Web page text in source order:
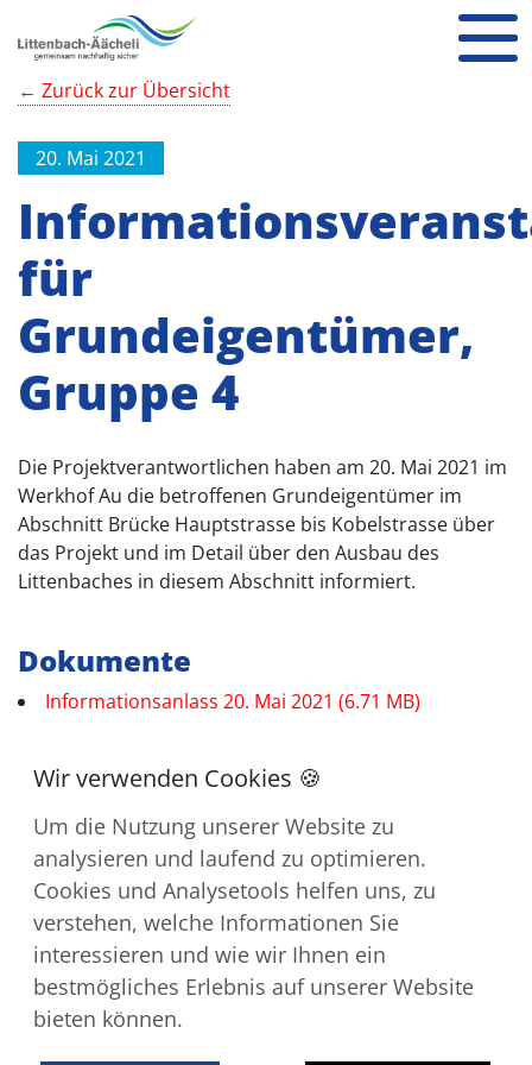
← Zurück zur Übersicht
20. Mai 2021
für
Grundeigentümer,
Gruppe 4
Die Projektverantwortlichen haben am 20. Mai 2021 im
Werkhof Au die betroffenen Grundeigentümer im
Abschnitt Brücke Hauptstrasse bis Kobelstrasse über
das Projekt und im Detail über den Ausbau des
Littenbaches in diesem Abschnitt informiert.
Dokumente
Informationsanlass 20. Mai 2021 (6.71 MB)
Kontakt
Impressum
Downloads
Datenschutz
Um die Nutzung unserer Website zu
analysieren und laufend zu optimieren.
Cookies und Analysetools helfen uns, zu
verstehen, welche Informationen Sie
interessieren und wie wir Ihnen ein
bestmögliches Erlebnis auf unserer Website
bieten können.